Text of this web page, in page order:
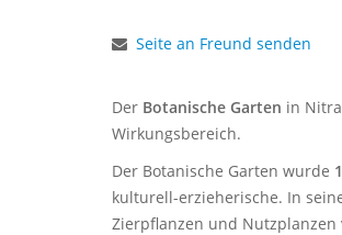
Seite an Freund senden
Der Botanische Garten in
Wirkungsbereich.
Der Botanische Garten wurde
kulturell-erzieherische. In
Zierpflanzen und